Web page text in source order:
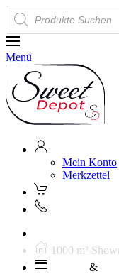
Products
search
Menü
Mein Konto
Merkzettel
1000 m²
&